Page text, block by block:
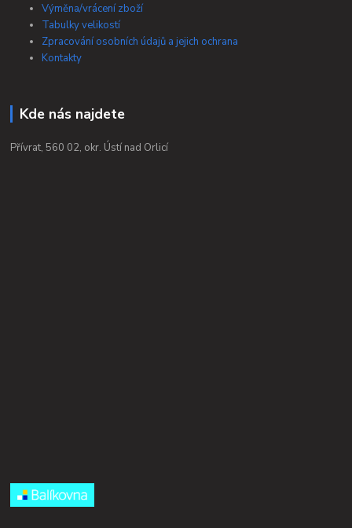
Výměna/vrácení zboží
Tabulky velikostí
Zpracování osobních údajů a jejich ochrana
Kontakty
Kde nás najdete
Přívrat, 560 02, okr. Ústí nad Orlicí